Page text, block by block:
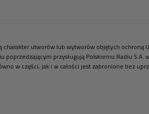
utworów lub wytworów objętych ochroną
poprzedzającym przysługują Polskiemu Radiu
w części, jak i w całości jest zabronione bez